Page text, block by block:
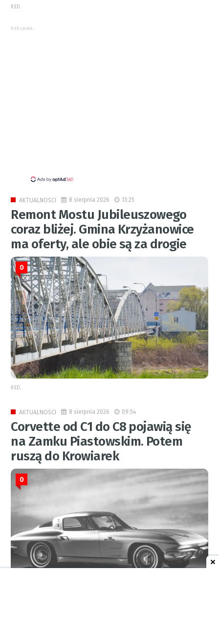
RED.
REKLAMA
AKTUALNOŚCI 8 sierpnia 2026 13:25
Remont Mostu Jubileuszowego
coraz bliżej. Gmina Krzyżanowice
ma oferty, ale obie są za drogie
0
RED.
AKTUALNOŚCI 8 sierpnia 2026 09:54
Corvette od C1 do C8 pojawią się
na Zamku Piastowskim. Potem
ruszą do Krowiarek
0